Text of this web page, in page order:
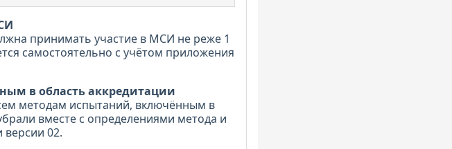
принимать участие в МСИ не реже 1
самостоятельно с учётом приложения
в область аккредитации
методам испытаний, включённым в
вместе с определениями метода и
02.